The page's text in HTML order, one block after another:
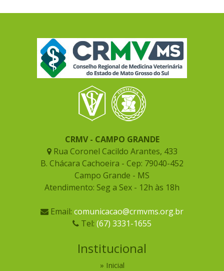
CRMV - CAMPO GRANDE
Rua Coronel Cacildo Arantes, 433
B. Chácara Cachoeira - Cep: 79040-452
Campo Grande - MS
Atendimento: Seg a Sex - 12h às 18h
Email: comunicacao@crmvms.org.br
Tel: (67) 3331-1655
Institucional
Inicial